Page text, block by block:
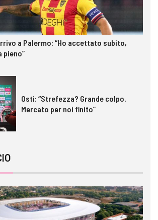
a Palermo: “Ho accettato subito,
pieno”
Osti: “Strefezza? Grande colpo.
Mercato per noi finito”